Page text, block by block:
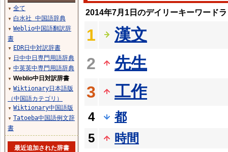
2014年7月1日のデイリーキーワード
1
漢文
2
先生
3
工作
4
都
5
時間
▼ 全て
▼ 白水社 中国語辞典
▼ Weblio中国語翻訳辞
書
▼ EDR日中対訳辞書
▼ 日中中日専門用語辞典
▼ 中英英中専門用語辞典
▼ Weblio中日対訳辞書
▼ Wiktionary日本語版
（中国語カテゴリ）
▼ Wiktionary中国語版
▼ Tatoeba中国語例文辞
書
最近追加された辞書